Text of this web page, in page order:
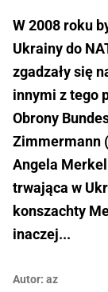
W 2008 roku
Ukrainy do
zgadzały się
innymi z tego
Obrony
Zimmermann
Angela
trwająca w
konszachty
inaczej...
Autor: az